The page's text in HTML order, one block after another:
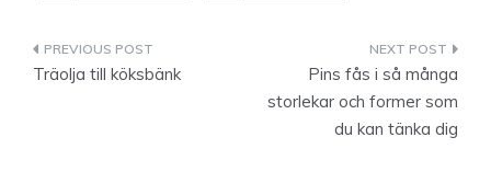
Indlægsnavigation
Träolja till köksbänk
Pins fås i så många
storlekar och former som
du kan tänka dig